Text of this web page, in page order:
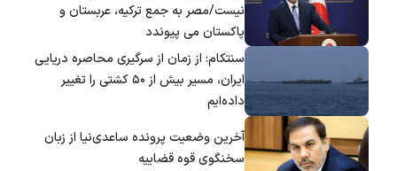
نیست/مصر به جمع ترکیه، عربستان و
پاکستان می پیوندد
سنتکام: از زمان از سرگیری محاصره دریایی
ایران، مسیر بیش از ۵۰ کشتی را تغییر
داده‌ایم
آخرین وضعیت پرونده ساعدی‌نیا از زبان
سخنگوی قوه قضاییه